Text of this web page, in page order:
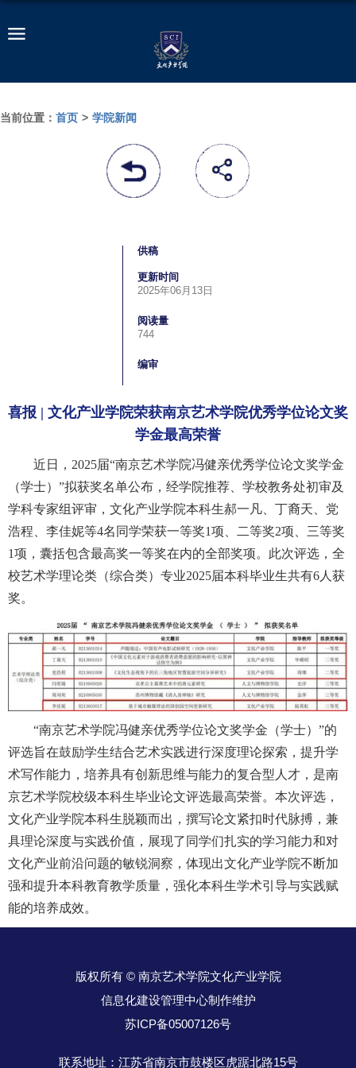
当前位置： 首页 > 学院新闻
供稿
更新时间
2025年06月13日
阅读量
744
编审
喜报 | 文化产业学院荣获南京艺术学院优秀学位论文奖
学金最高荣誉
近日，2025届“南京艺术学院冯健亲优秀学位论文奖学金
（学士）”拟获奖名单公布，经学院推荐、学校教务处初审及
学科专家组评审，文化产业学院本科生郝一凡、丁裔天、党
浩程、李佳妮等4名同学荣获一等奖1项、二等奖2项、三等奖
1项，囊括包含最高奖一等奖在内的全部奖项。此次评选，全
校艺术学理论类（综合类）专业2025届本科毕业生共有6人获
奖。
“南京艺术学院冯健亲优秀学位论文奖学金（学士）”的
评选旨在鼓励学生结合艺术实践进行深度理论探索，提升学
术写作能力，培养具有创新思维与能力的复合型人才，是南
京艺术学院校级本科生毕业论文评选最高荣誉。本次评选，
文化产业学院本科生脱颖而出，撰写论文紧扣时代脉搏，兼
具理论深度与实践价值，展现了同学们扎实的学习能力和对
文化产业前沿问题的敏锐洞察，体现出文化产业学院不断加
强和提升本科教育教学质量，强化本科生学术引导与实践赋
能的培养成效。
版权所有 © 南京艺术学院文化产业学院
信息化建设管理中心制作维护
苏ICP备05007126号
联系地址：江苏省南京市鼓楼区虎踞北路15号